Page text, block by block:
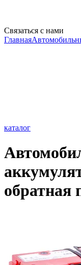
Связаться с нами
Главная
каталог
обратная